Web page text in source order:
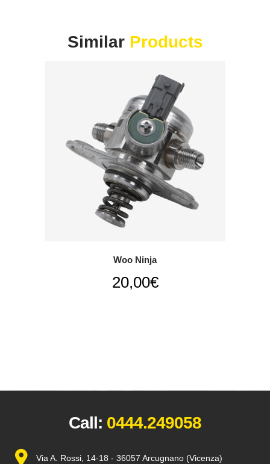
Similar Products
Woo Ninja
20,00€
Call: 0444.249058
Via A. Rossi, 14-18 - 36057 Arcugnano (Vicenza)